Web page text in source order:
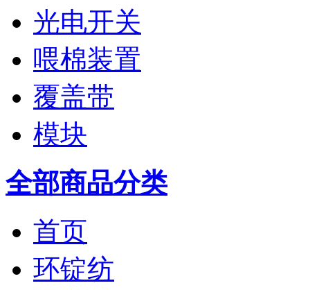
光电开关
喂棉装置
覆盖带
模块
全部商品分类
首页
环锭纺